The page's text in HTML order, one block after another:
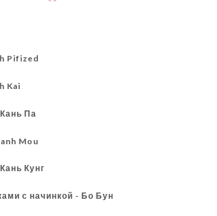
Pifized
Kai
Па
Mou
Кунг
с начинкой - Бо Бун